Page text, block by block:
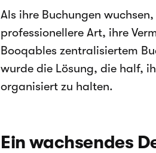
Als ihre Buchungen
professionellere Art, ihre
Booqables zentralisiertem
wurde die Lösung, die half,
organisiert zu halten.
Ein wachsendes